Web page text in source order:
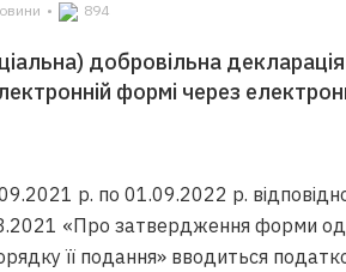
• 894
добровільна
формі через
р. по 01.09.2022 р.
«Про затвердження форми
її подання» вводиться